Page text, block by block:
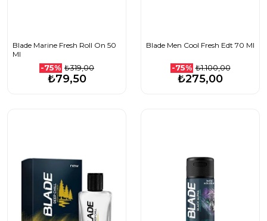
Blade Marine Fresh Roll On 50
Ml
-75% ₺319,00
₺79,50
Blade Men Cool Fresh Edt 70 Ml
-75% ₺1.100,00
₺275,00